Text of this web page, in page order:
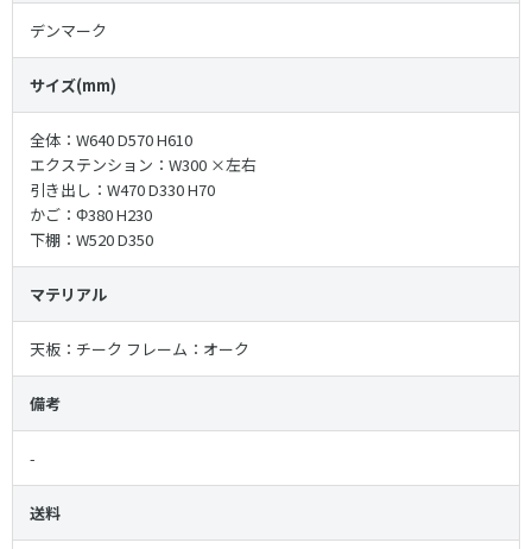
デンマーク
サイズ(mm)
全体：W640 D570 H610
エクステンション：W300 ×左右
引き出し：W470 D330 H70
かご：Φ380 H230
下棚：W520 D350
マテリアル
天板：チーク フレーム：オーク
備考
-
送料